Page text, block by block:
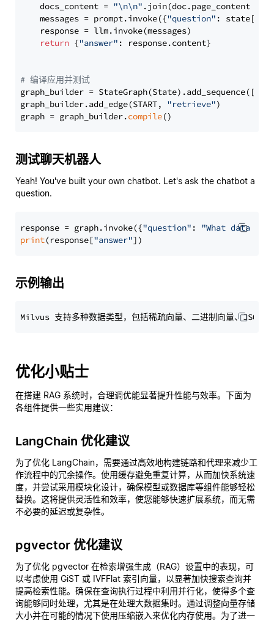
    docs_content =
"\n\n" .join(doc.page_content
    messages = prompt.invoke({
"question" : state[
    response = llm.invoke(messages)
return {"answer" : response.content}
# 编译应用并测试
graph_builder =
graph_builder.add_edge(START, "retrieve")
graph = graph_builder.compile
测试聊天机器人
Yeah! You've built your own chatbot. Let's ask the chatbot a
question.
response = graph.invoke({"question" : "What data
print(response["answer"
示例输出
优化小贴士
在搭建 RAG 系统时，合理调优能显著提升性能与效率。下面为
各组件提供一些实用建议：
LangChain 优化建议
为了优化 LangChain，需要通过高效地构建链路和代理来减少工
作流程中的冗余操作。使用缓存避免重复计算，从而加快系统速
度，并尝试采用模块化设计，确保模型或数据库等组件能够轻松
替换。这将提供灵活性和效率，使您能够快速扩展系统，而无需
不必要的延迟或复杂性。
pgvector 优化建议
为了优化 pgvector 在检索增强生成（RAG）设置中的表现，可
以考虑使用 GiST 或 IVFFlat 索引向量，以显著加快搜索查询并
提高检索性能。确保在查询执行过程中利用并行化，使得多个查
询能够同时处理，尤其是在处理大数据集时。通过调整向量存储
大小并在可能的情况下使用压缩嵌入来优化内存使用。为了进一